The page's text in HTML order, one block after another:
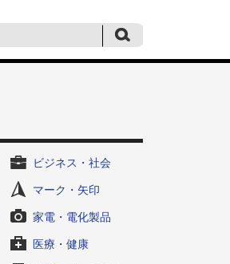
ビジネス・社会
マーク・矢印
家電・電化製品
医療・健康